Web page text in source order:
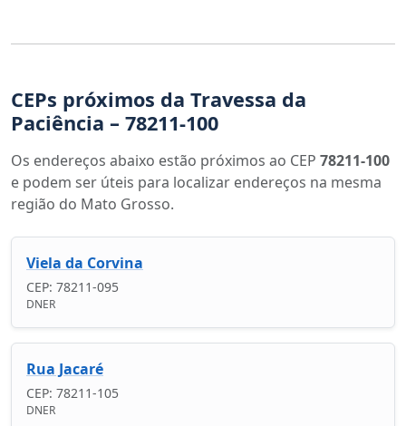
CEPs próximos da Travessa da
Paciência – 78211-100
Os endereços abaixo estão próximos ao CEP 78211-100
e podem ser úteis para localizar endereços na mesma
região do Mato Grosso.
Viela da Corvina
CEP: 78211-095
DNER
Rua Jacaré
CEP: 78211-105
DNER